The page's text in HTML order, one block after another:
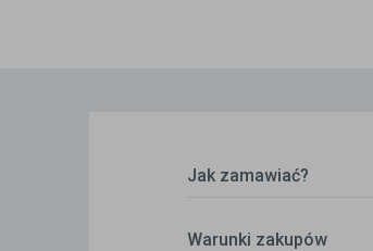
Jak zamawiać?
Warunki zakupów